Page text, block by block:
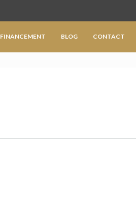
FINANCEMENT BLOG CONTACT